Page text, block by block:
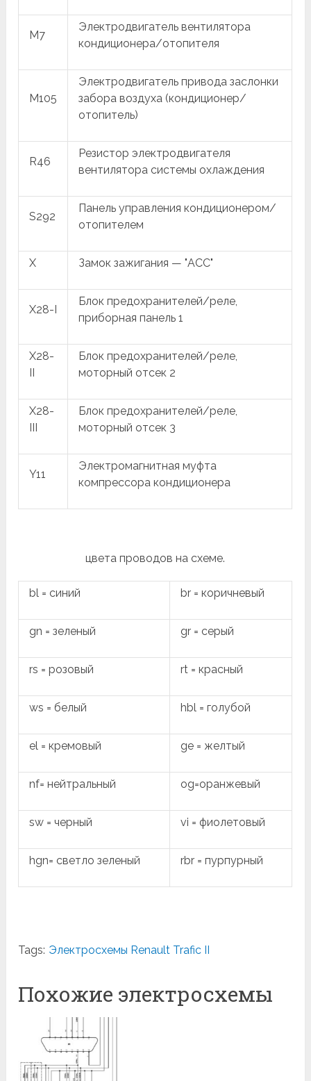
M7
Электродвигатель вентилятора
кондиционера/отопителя
M105
Электродвигатель привода заслонки
забора воздуха (кондиционер/
отопитель)
R46
Резистор электродвигателя
вентилятора системы охлаждения
S292
Панель управления кондиционером/
отопителем
X Замок зажигания — "ACC"
X28-I
Блок предохранителей/реле,
приборная панель 1
X28-
II
Блок предохранителей/реле,
моторный отсек 2
X28-
III
Блок предохранителей/реле,
моторный отсек 3
Y11
Электромагнитная муфта
компрессора кондиционера
цвета проводов на схеме.
bl = синий br = коричневый
gn = зеленый gr = серый
rs = розовый rt = красный
ws = белый hbl = голубой
el = кремовый ge = желтый
nf= нейтральный og=оранжевый
sw = черный vi = фиолетовый
hgn= светло зеленый rbr = пурпурный
Tags: Электросхемы Renault Trafic II
Похожие электросхемы